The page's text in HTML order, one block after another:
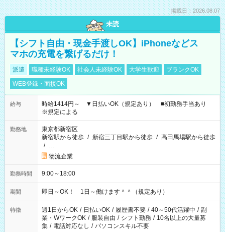
掲載日：2026.08.07
未読
【シフト自由・現金手渡しOK】iPhoneなどス
マホの充電を繋げるだけ！
派遣 職種未経験OK 社会人未経験OK 大学生歓迎
ブランクOK
WEB登録・面接OK
給与
時給1414円～ ▼日払いOK（規定あり） ■初勤務手当あり
※規定による
勤務地
東京都新宿区
新宿駅から徒歩 / 新宿三丁目駅から徒歩 / 高田馬場駅から徒歩
/ …
物流企業
勤務時間 9:00～18:00
期間 即日～OK！ 1日～働けます＾＾（規定あり）
特徴 週1日からOK / 日払いOK / 履歴書不要 / 40～50代活躍中 / 副
業・WワークOK / 服装自由 / シフト勤務 / 10名以上の大量募
集 / 電話対応なし / パソコンスキル不要